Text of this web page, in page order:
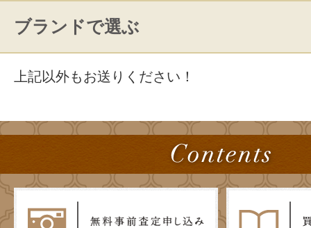
ブランドで選ぶ
上記以外もお送りください！